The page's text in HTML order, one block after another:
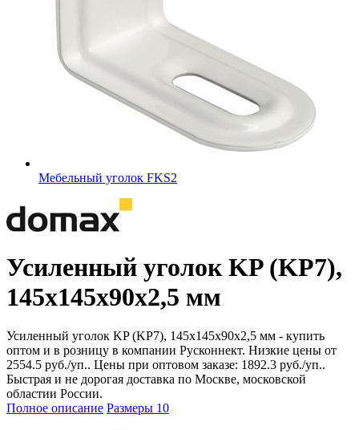
Мебельный уголок FKS2
Усиленный уголок KP (KP7),
145х145х90х2,5 мм
Усиленный уголок KP (KP7), 145х145х90х2,5 мм - купить
оптом и в розницу в компании Русконнект. Низкие цены от
2554.5 руб./уп.. Цены при оптовом заказе: 1892.3 руб./уп..
Быстрая и не дорогая доставка по Москве, московской
областии России.
Полное описание Размеры 10